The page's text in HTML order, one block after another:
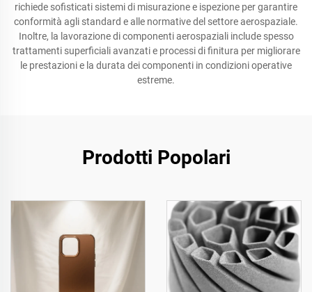
richiede sofisticati sistemi di misurazione e ispezione per garantire
conformità agli standard e alle normative del settore aerospaziale.
Inoltre, la lavorazione di componenti aerospaziali include spesso
trattamenti superficiali avanzati e processi di finitura per migliorare
le prestazioni e la durata dei componenti in condizioni operative
estreme.
Prodotti Popolari